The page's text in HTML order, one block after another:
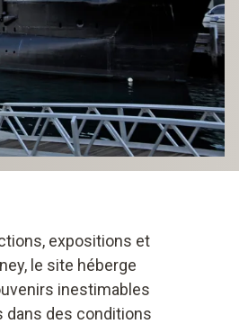
expositions et
le site héberge
inestimables
dans des conditions